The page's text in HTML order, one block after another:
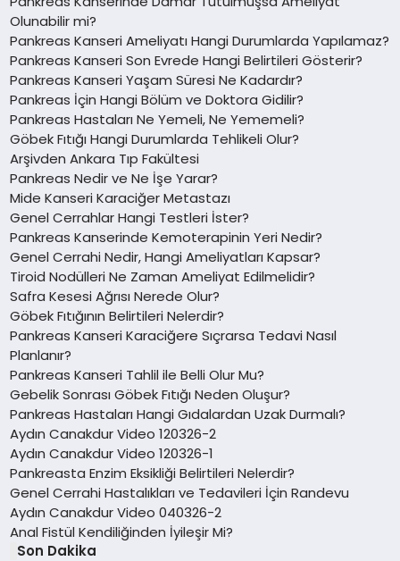
Olunabilir mi?
Pankreas Kanseri Ameliyatı Hangi Durumlarda Yapılamaz?
Pankreas Kanseri Son Evrede Hangi Belirtileri Gösterir?
Pankreas Kanseri Yaşam Süresi Ne Kadardır?
Pankreas İçin Hangi Bölüm ve Doktora Gidilir?
Pankreas Hastaları Ne Yemeli, Ne Yememeli?
Göbek Fıtığı Hangi Durumlarda Tehlikeli Olur?
Arşivden Ankara Tıp Fakültesi
Pankreas Nedir ve Ne İşe Yarar?
Mide Kanseri Karaciğer Metastazı
Genel Cerrahlar Hangi Testleri İster?
Pankreas Kanserinde Kemoterapinin Yeri Nedir?
Genel Cerrahi Nedir, Hangi Ameliyatları Kapsar?
Tiroid Nodülleri Ne Zaman Ameliyat Edilmelidir?
Safra Kesesi Ağrısı Nerede Olur?
Göbek Fıtığının Belirtileri Nelerdir?
Pankreas Kanseri Karaciğere Sıçrarsa Tedavi Nasıl
Planlanır?
Pankreas Kanseri Tahlil ile Belli Olur Mu?
Gebelik Sonrası Göbek Fıtığı Neden Oluşur?
Pankreas Hastaları Hangi Gıdalardan Uzak Durmalı?
Aydın Canakdur Video 120326-2
Aydın Canakdur Video 120326-1
Pankreasta Enzim Eksikliği Belirtileri Nelerdir?
Genel Cerrahi Hastalıkları ve Tedavileri İçin Randevu
Aydın Canakdur Video 040326-2
Anal Fistül Kendiliğinden İyileşir Mi?
Son Dakika